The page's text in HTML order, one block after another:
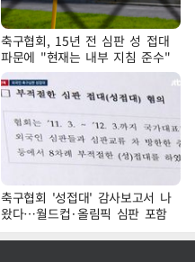
축구협회, 15년 전 심판 성 접대
파문에 "현재는 내부 지침 준수"
축구협회 '성접대' 감사보고서 나
왔다…월드컵·올림픽 심판 포함